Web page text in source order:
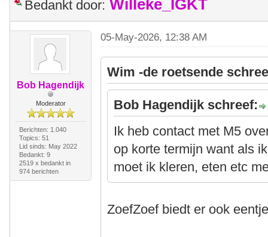
Bedankt door: Willeke_IGKT
Bob Hagendijk
Moderator
Berichten: 1.040
Topics: 51
Lid sinds: May 2022
Bedankt: 9
2519 x bedankt in
974 berichten
05-May-2026, 12:38 AM
Wim -de roetsende
Bob Hagendijk schreef:
Ik heb contact met M5
op korte termijn want als
moet ik kleren, eten etc
ZoefZoef biedt er ook